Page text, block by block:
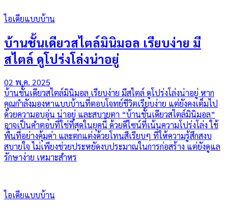
ไอเดียแบบบ้าน
บ้านชั้นเดียวสไตล์มินิมอล เรียบง่าย มี
สไตล์ ดูโปร่งโล่งน่าอยู่
02 พ.ค. 2025
บ้านชั้นเดียวสไตล์มินิมอล เรียบง่าย มีสไตล์ ดูโปร่งโล่งน่าอยู่ หาก
คุณกำลังมองหาแบบบ้านที่ตอบโจทย์ชีวิตเรียบง่าย แต่ยังคงเต็มไป
ด้วยความอบอุ่น น่าอยู่ และสบายตา “บ้านชั้นเดียวสไตล์มินิมอล”
อาจเป็นคำตอบที่ใช่ที่สุดในยุคนี้ ด้วยดีไซน์ที่เน้นความโปร่งโล่ง ใช้
พื้นที่อย่างคุ้มค่า และตกแต่งด้วยโทนสีเรียบๆ ที่ให้ความรู้สึกสงบ
สบายใจ ไม่เพียงช่วยประหยัดงบประมาณในการก่อสร้าง แต่ยังดูแล
รักษาง่าย เหมาะสำหร
ไอเดียแบบบ้าน